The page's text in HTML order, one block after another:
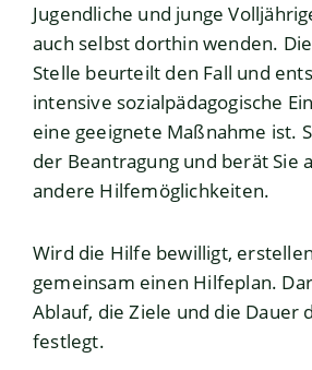
Jugendliche und junge
auch selbst dorthin wenden.
Stelle beurteilt den Fall und
intensive sozialpädagogische
eine geeignete Maßnahme ist.
der Beantragung und berät Sie
andere Hilfemöglichkeiten.
Wird die Hilfe bewilligt,
gemeinsam einen Hilfeplan.
Ablauf, die Ziele und die Dauer
festlegt.